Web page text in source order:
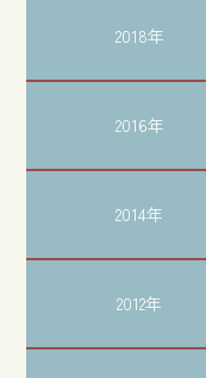
2018年
2016年
2014年
2012年